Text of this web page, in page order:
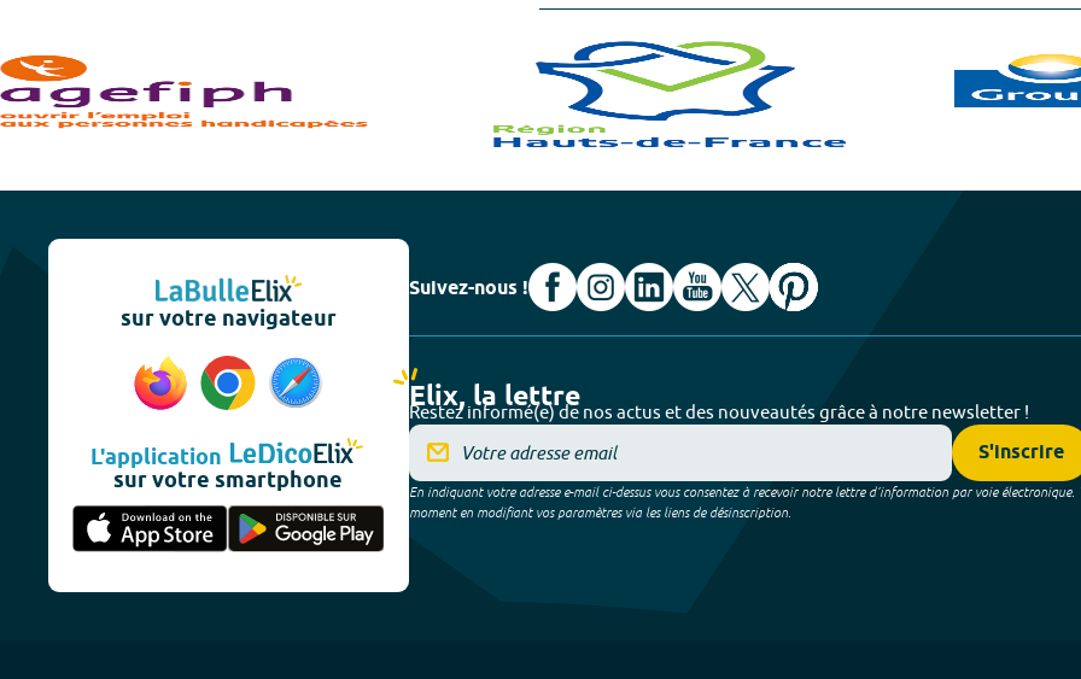
sur votre navigateur
L'application
sur votre smartphone
Suivez-nous !
Elix, la lettre
Restez informé(e) de nos actus et des nouveautés grâce à notre newsletter !
S'inscrire
En indiquant votre adresse e-mail ci-dessus vous consentez à recevoir notre lettre d’information par voie électronique.
moment en modifiant vos paramètres via les liens de désinscription.